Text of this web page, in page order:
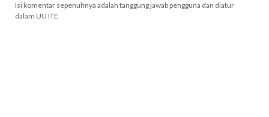
Isi komentar sepenuhnya adalah tanggung jawab pengguna dan diatur
dalam UU ITE